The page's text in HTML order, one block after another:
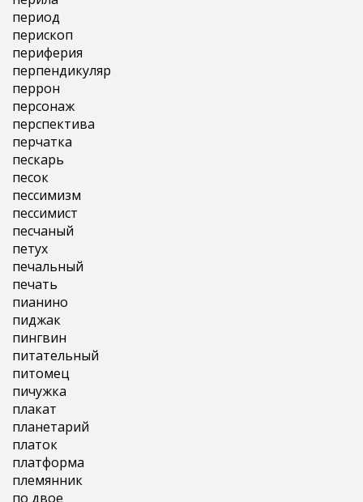
период
перископ
периферия
перпендикуляр
перрон
персонаж
перспектива
перчатка
пескарь
песок
пессимизм
пессимист
песчаный
петух
печальный
печать
пианино
пиджак
пингвин
питательный
питомец
пичужка
плакат
планетарий
платок
платформа
племянник
по двое